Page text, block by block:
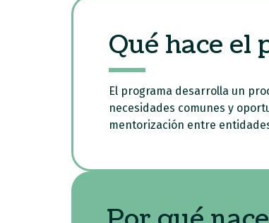
Qué hace el
El programa desarrolla un
necesidades comunes y
mentorización entre